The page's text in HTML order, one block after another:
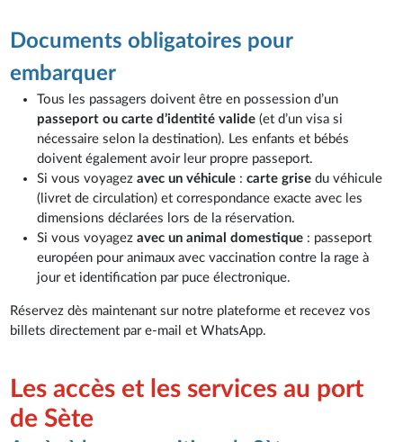
Documents obligatoires pour
embarquer
Tous les passagers doivent être en possession d’un
passeport ou carte d’identité valide (et d’un visa si
nécessaire selon la destination). Les enfants et bébés
doivent également avoir leur propre passeport.
Si vous voyagezavec un véhicule :carte grisedu véhicule
(livret de circulation) et correspondance exacte avec les
dimensions déclarées lors de la réservation.
Si vous voyagezavec un animal domestique : passeport
européen pour animaux avec vaccination contre la rage à
jour et identification par puce électronique.
Réservez dès maintenant sur notre plateforme et recevez vos
billets directement par e-mail et WhatsApp.
Les accès et les services au port
de Sète